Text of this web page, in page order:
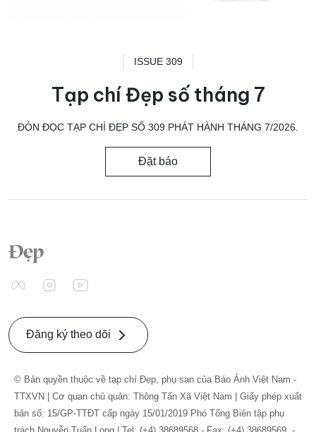
ISSUE 309
Tạp chí Đẹp số tháng 7
ĐÓN ĐỌC TẠP CHÍ ĐẸP SỐ 309 PHÁT HÀNH THÁNG 7/2026.
Đặt báo
Đăng ký theo dõi
© Bản quyền thuộc về tạp chí Đẹp, phụ san của Báo Ảnh Việt Nam -
TTXVN | Cơ quan chủ quản: Thông Tấn Xã Việt Nam | Giấy phép xuất
bản số: 15/GP-TTĐT cấp ngày 15/01/2019 Phó Tổng Biên tập phụ